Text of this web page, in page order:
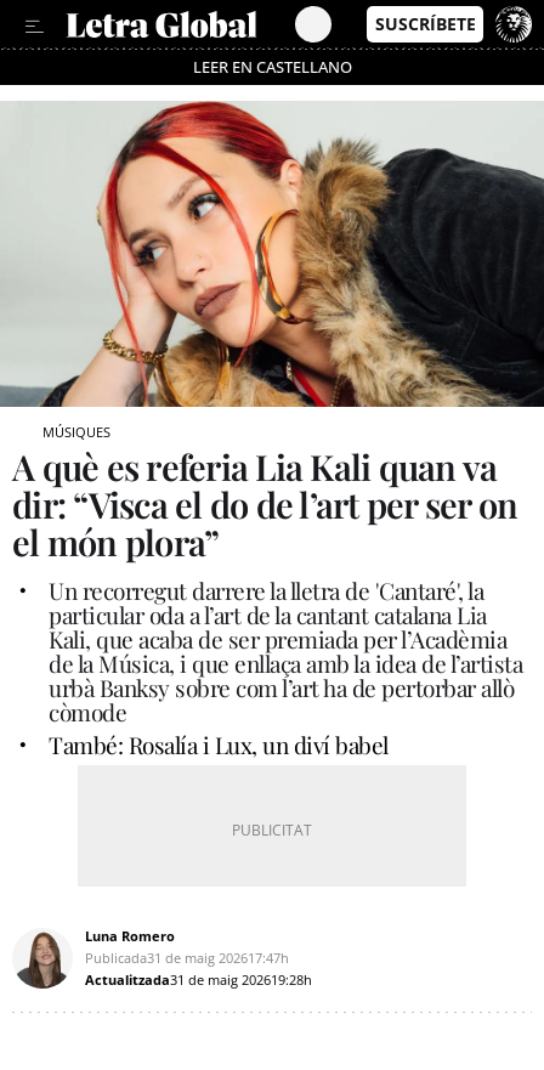
LEER EN CASTELLANO
Passa’t al mode estalvi
MÚSIQUES
A què es referia Lia Kali quan va
dir: “Visca el do de l’art per ser on
el món plora”
Un recorregut darrere la lletra de 'Cantaré', la
particular oda a l’art de la cantant catalana Lia
Kali, que acaba de ser premiada per l’Acadèmia
de la Música, i que enllaça amb la idea de l’artista
urbà Banksy sobre com l’art ha de pertorbar allò
còmode
També: Rosalía i Lux, un diví babel
Luna Romero
Publicada31 de maig 202617:47h
Actualitzada31 de maig 202619:28h